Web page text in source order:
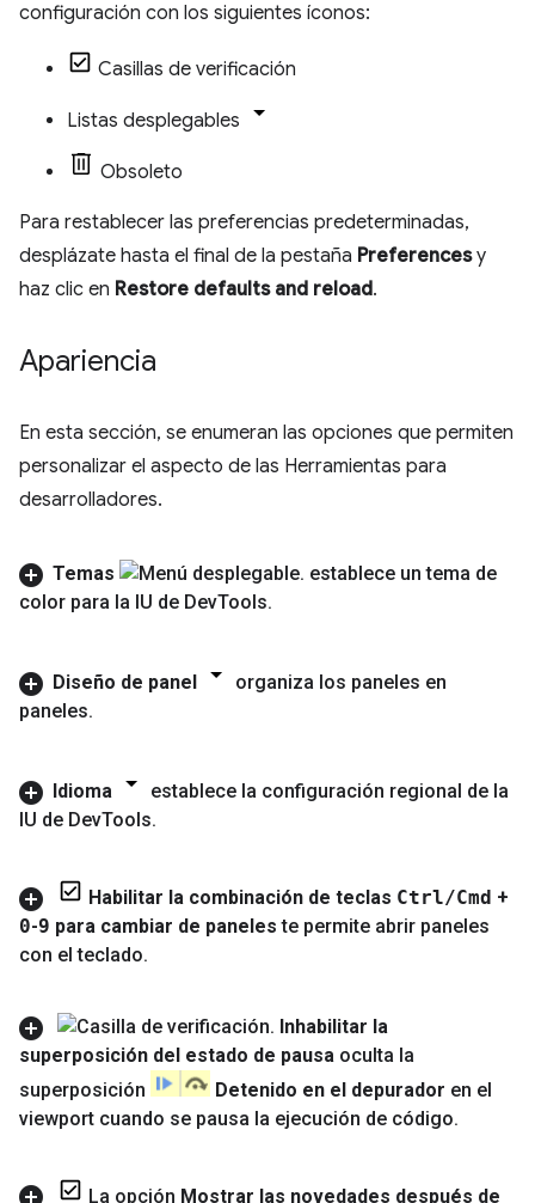
configuración con los siguientes íconos:
Casillas de verificación
Listas desplegables
Obsoleto
Para restablecer las preferencias predeterminadas,
desplázate hasta el final de la pestaña Preferencesy
haz clic en Restore defaults and reload.
Apariencia
En esta sección, se enumeran las opciones que permiten
personalizar el aspecto de las Herramientas para
desarrolladores.
Temas
establece un tema de
color para la IU de DevTools.
Diseño de panel
organiza los paneles en
paneles.
Idioma
establece la configuración regional de la
IU de DevTools.
Habilitar la combinación de teclas Ctrl/Cmd +
0-9 para cambiar de paneles te permite abrir paneles
con el teclado.
Inhabilitar la
superposición del estado de pausa oculta la
superposición
Detenido en el depurador en el
viewport cuando se pausa la ejecución de código.
La opción Mostrar las novedades después de